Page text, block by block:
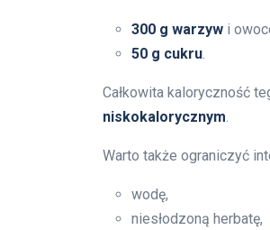
300 g warzyw i
50 g cukru
Całkowita kaloryczność
niskokalorycznym
Warto także ograniczyć
wodę,
niesłodzoną herbatę,